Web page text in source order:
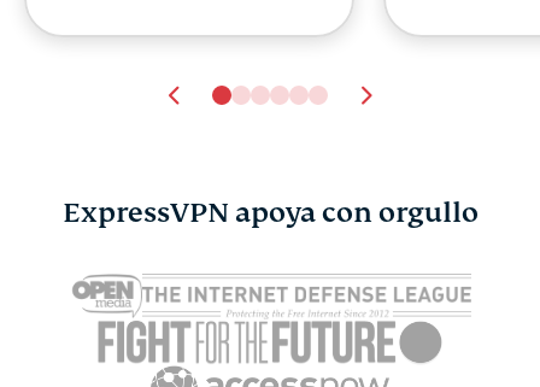
que les ocurre a tus
datos al usarlo
ExpressVPN 11 min
lo que hay
ellas
ExpressVPN apoya con orgullo